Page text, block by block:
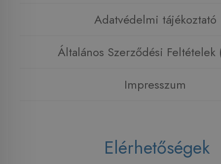
Adatvédelmi tájékoztató
Általános Szerződési Feltételek
Impresszum
Elérhetőségek